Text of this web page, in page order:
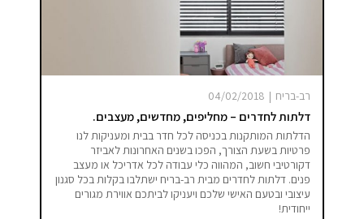
רב-בריח |
04/02/2018
דלתות לחדרים – מחליפים, מחדשים, מעצבים.
הדלתות המותקנות בכניסה לכל חדר בבית ומעניקות לנו
פרטיות בשעת הצורך, הפכו בשנים האחרונות לאביזר
דקורטיבי חשוב, המהווה כלי עבודה לכל אדריכל או מעצב
פנים. דלתות לחדרים מבית רב-בריח ישתלבו בקלות בכל סגנון
עיצובי ובטעם האישי שלכם ויעניקו לביתכם אווירת מגורים
ייחודית!